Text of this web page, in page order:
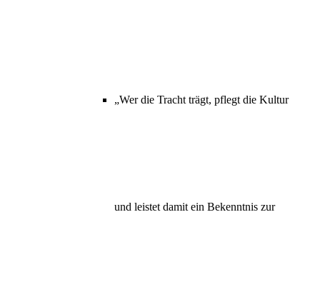
„Wer die Tracht trägt, pflegt die Kultur
und leistet damit ein Bekenntnis zur